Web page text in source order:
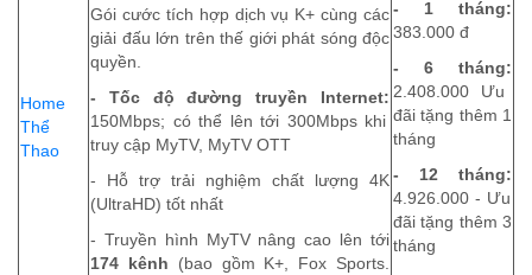
Home
Thể
Thao
Gói cước tích hợp dịch vụ K+ cùng các
giải đấu lớn trên thế giới phát sóng độc
quyền.
- Tốc độ đường truyền Internet:
150Mbps; có thể lên tới 300Mbps khi
truy cập MyTV, MyTV OTT
- Hỗ trợ trải nghiệm chất lượng 4K
(UltraHD) tốt nhất
- Truyền hình MyTV nâng cao lên tới
174 kênh (bao gồm K+, Fox Sports.
- 1 tháng:
383.000 đ
- 6 tháng:
2.408.000 Ưu
đãi tặng thêm 1
tháng
- 12 tháng:
4.926.000 - Ưu
đãi tặng thêm 3
tháng